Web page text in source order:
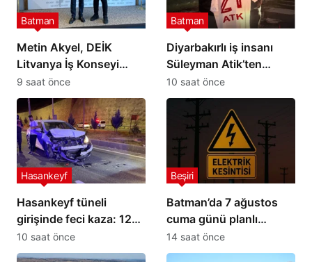
Metin Akyel, DEİK
Litvanya İş Konseyi
Üyeliğine Seçildi
Batman
9 saat önce
Diyarbakırlı iş insanı
Süleyman Atik’ten
Petrolspor’a 2 Milyon TL
destek
Batman
10 saat önce
Hasankeyf tüneli
girişinde feci kaza: 12
yaralı
Hasankeyf
10 saat önce
Batman’da 7 ağustos
cuma günü planlı
elektrik kesintisi: İşte
etkilenecek yerler
Beşiri
14 saat önce